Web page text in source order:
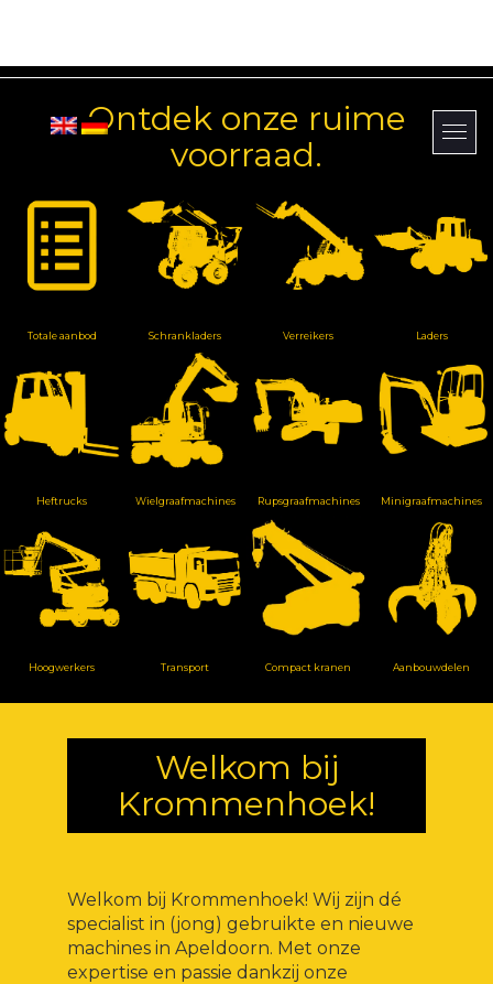
Ontdek onze ruime
voorraad.
Totale aanbod Schrankladers Verreikers Laders
Heftrucks Wielgraafmachines Rupsgraafmachines Minigraafmachines
Hoogwerkers Transport Compact kranen Aanbouwdelen
Welkom bij
Krommenhoek!
Welkom bij Krommenhoek! Wij zijn dé
specialist in (jong) gebruikte en nieuwe
machines in Apeldoorn. Met onze
expertise en passie dankzij onze